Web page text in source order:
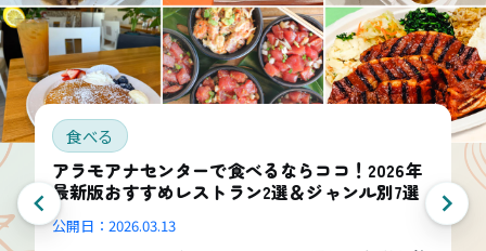
食べる
アラモアナセンターで食べるならココ！2026年
最新版おすすめレストラン2選＆ジャンル別7選
公開日： 2026.03.13